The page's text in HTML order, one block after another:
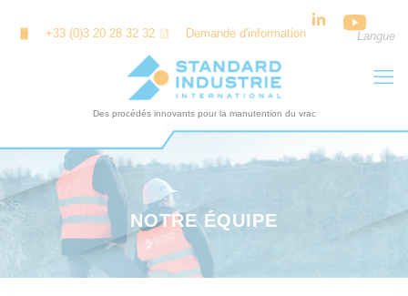
+33 (0)3 20 28 32 32 Demande d'information Langue
NOTRE ÉQUIPE